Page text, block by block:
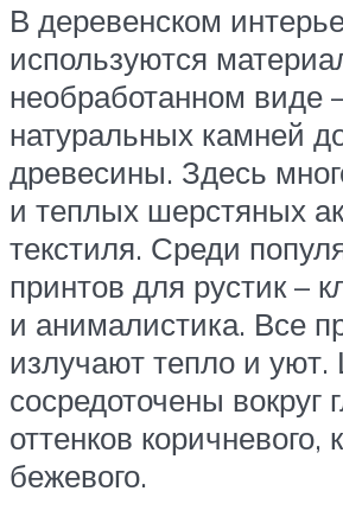
В деревенском
используются
необработанном виде
натуральных камней
древесины. Здесь
и теплых шерстяных
текстиля. Среди
принтов для рустик –
и анималистика. Все
излучают тепло и уют.
сосредоточены вокруг
оттенков коричневого,
бежевого.